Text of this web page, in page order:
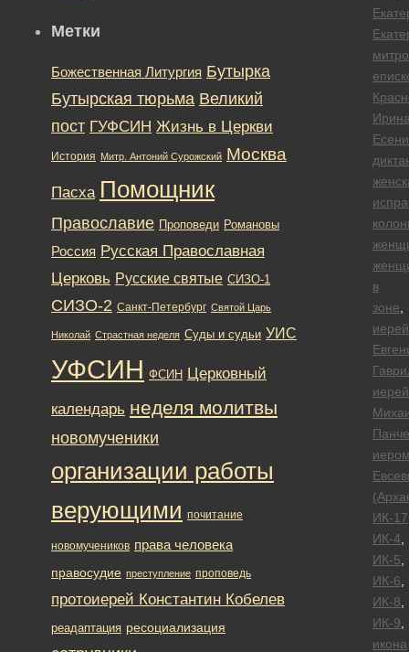
в
зоне
иерей
иерей
ИК-17
ИК-4
ИК-5
ИК-6
ИК-8
ИК-9
икона
Метки
Божественная Литургия Бутырка
Бутырская тюрьма Великий
пост ГУФСИН Жизнь в Церкви
История Митр. Антоний Сурожский Москва
Пасха Помощник
Православие Проповеди Романовы
Россия Русская Православная
Церковь Русские святые СИЗО-1
СИЗО-2 Санкт-Петербург Святой Царь
Николай Страстная неделя Суды и судьи УИС
УФСИН ФСИН Церковный
календарь неделя молитвы
новомученики
организации работы
верующими почитание
новомучеников права человека
правосудие преступление проповедь
протоиерей Константин Кобелев
реадаптация ресоциализация